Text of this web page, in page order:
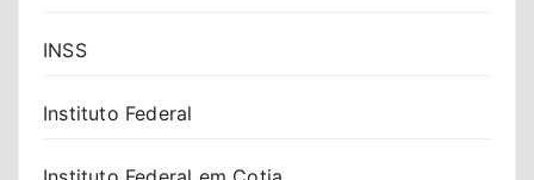
INSS
Instituto Federal